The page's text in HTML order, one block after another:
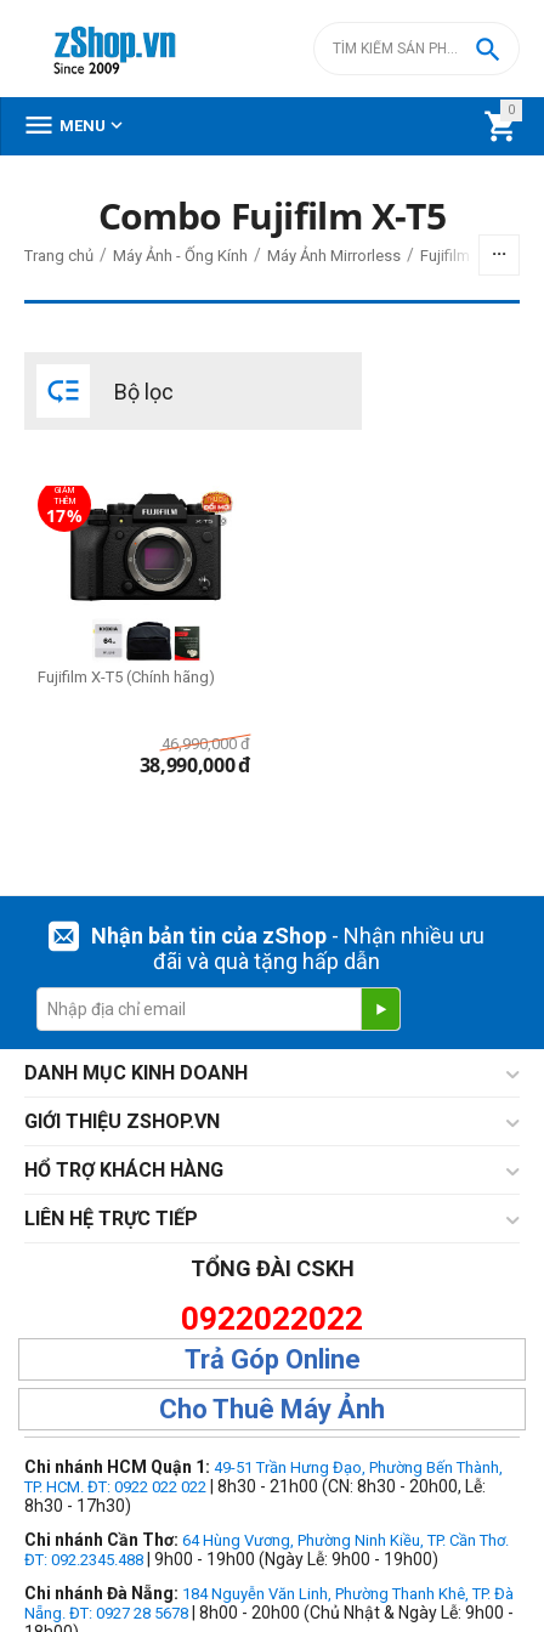
0


 MENU 
Bán chuyên
Combo Fujifilm X-T5
Trang chủ / Máy Ảnh - Ống Kính / Máy Ảnh Mirrorless / Fujifilm Mirrorless
 Bộ lọc
GIẢM
THÊM
17%
Fujifilm X-T5 (Chính hãng)
46,990,000 đ
38,990,000đ
Nhận bản tin của zShop- Nhận nhiều ưu
đãi và quà tặng hấp dẫn
DANH MỤC KINH DOANH
GIỚI THIỆU ZSHOP.VN
HỔ TRỢ KHÁCH HÀNG
LIÊN HỆ TRỰC TIẾP
TỔNG ĐÀI CSKH
0922022022
Trả Góp Online
Cho Thuê Máy Ảnh
Chi nhánh HCM Quận 1: 49-51 Trần Hưng Đạo, Phường Bến Thành,
TP. HCM. ĐT: 0922 022 022 | 8h30 - 21h00 (CN: 8h30 - 20h00, Lễ:
8h30 - 17h30)
Chi nhánh Cần Thơ: 64 Hùng Vương, Phường Ninh Kiều, TP. Cần Thơ.
ĐT: 092.2345.488 | 9h00 - 19h00 (Ngày Lễ: 9h00 - 19h00)
Chi nhánh Đà Nẵng: 184 Nguyễn Văn Linh, Phường Thanh Khê, TP. Đà
Nẵng. ĐT: 0927 28 5678 | 8h00 - 20h00 (Chủ Nhật & Ngày Lễ: 9h00 -